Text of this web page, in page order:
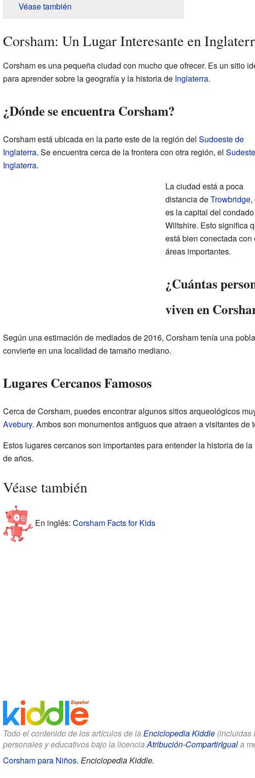
Véase también
Corsham: Un Lugar Interesante en
Corsham es una pequeña ciudad con mucho que ofrecer. Es un sitio
para aprender sobre la geografía y la historia de Inglaterra.
¿Dónde se encuentra Corsham?
Corsham está ubicada en la parte este de la región del Sudoeste de
Inglaterra. Se encuentra cerca de la frontera con otra región, el
Inglaterra.
La ciudad está a poca
distancia deTrowbridge,
es la capital del
Wiltshire. Esto significa
está bien conectada con
áreas importantes.
¿Cuántas
viven en
Según una estimación de mediados de 2016, Corsham tenía una
convierte en una localidad de tamaño mediano.
Lugares Cercanos Famosos
Cerca de Corsham, puedes encontrar algunos sitios arqueológicos
Avebury. Ambos son monumentos antiguos que atraen a visitantes de
Estos lugares cercanos son importantes para entender la historia de
de años.
Véase también
En inglés: Corsham Facts for Kids
Todo el contenido de los artículos de la Enciclopedia Kiddle(incluidas
personales y educativos bajo la licenciaAtribución-CompartirIguala
Corsham para Niños. Enciclopedia Kiddle.